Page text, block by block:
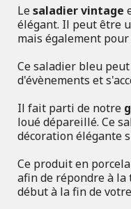
Lesaladier vintage
élégant. Il peut être
mais également
Ce saladier bleu
d'évènements et
Il fait parti de notre
loué dépareillé. Ce
décoration élégante
Ce produit en
afin de répondre à la
début à la fin de